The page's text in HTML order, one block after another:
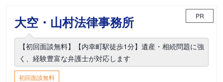
大空・山村法律事務所 PR
【初回面談無料】【内幸町駅徒歩1分】遺産・相続問題に強
く、経験豊富な弁護士が対応します
初回面談無料